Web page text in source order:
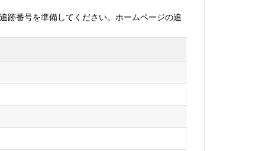
跡番号を準備してください。ホームページの追